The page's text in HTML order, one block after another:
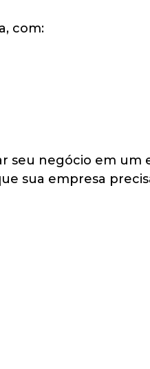
com:
seu negócio em um
sua empresa